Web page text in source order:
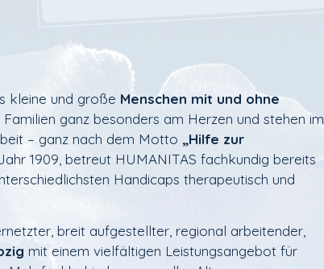
kleine und große Menschen mit und ohne
Familien ganz besonders am Herzen und stehen im
– ganz nach dem Motto „Hilfe zur
1909, betreut HUMANITAS fachkundig bereits
Handicaps therapeutisch und
breit aufgestellter, regional arbeitender,
mit einem vielfältigen Leistungsangebot für